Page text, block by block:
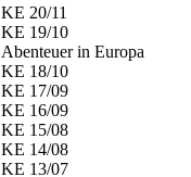
KE 20/11
KE 19/10
Abenteuer in Europa
KE 18/10
KE 17/09
KE 16/09
KE 15/08
KE 14/08
KE 13/07